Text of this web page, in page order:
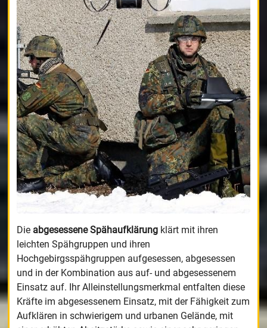
Die abgesessene Spähaufklärung klärt mit ihren
leichten Spähgruppen und ihren
Hochgebirgsspähgruppen aufgesessen, abgesessen
und in der Kombination aus auf- und abgesessenem
Einsatz auf. Ihr Alleinstellungsmerkmal entfalten diese
Kräfte im abgesessenem Einsatz, mit der Fähigkeit zum
Aufklären in schwierigem und urbanen Gelände, mit